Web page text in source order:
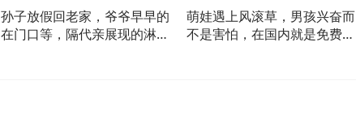
孙子放假回老家，爷爷早早的
在门口等，隔代亲展现的淋漓
萌娃遇上风滚草，男孩兴奋而
不是害怕，在国内就是免费的